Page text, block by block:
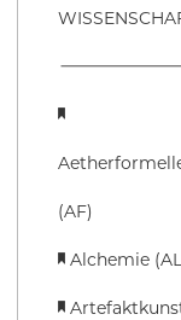
(AF)
Alchemie